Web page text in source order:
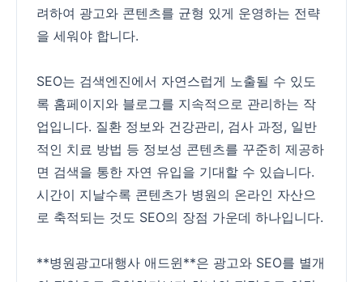
려하여 광고와 콘텐츠를 균형 있게 운영하는 전략
을 세워야 합니다.
SEO는 검색엔진에서 자연스럽게 노출될 수 있도
록 홈페이지와 블로그를 지속적으로 관리하는 작
업입니다. 질환 정보와 건강관리, 검사 과정, 일반
적인 치료 방법 등 정보성 콘텐츠를 꾸준히 제공하
면 검색을 통한 자연 유입을 기대할 수 있습니다.
시간이 지날수록 콘텐츠가 병원의 온라인 자산으
로 축적되는 것도 SEO의 장점 가운데 하나입니다.
**병원광고대행사 애드윈**은 광고와 SEO를 별개